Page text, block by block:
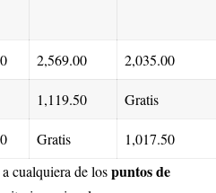
2,569.00 2,035.00
1,119.50 Gratis
Gratis
1,017.50
cualquiera de lospuntos de